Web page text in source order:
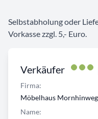
Verkäufer
Firma:
Möbelhaus
Name:
Selbstabholung oder
Vorkasse zzgl. 5,- Euro.